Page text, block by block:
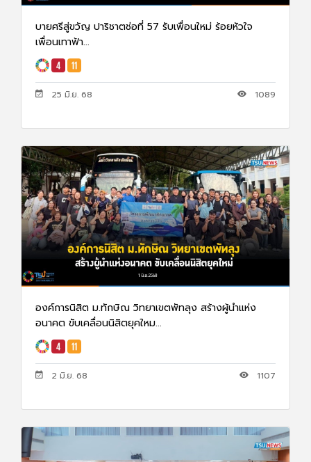
บายศรีสู่ขวัญ ปาริชาตช่อที่ 57 รับเพื่อนใหม่ ร้อยหัวใจ
เพื่อนเทาฟ้า...
25 มิ.ย. 68 1089
องค์การนิสิต ม.ทักษิณ วิทยาเขตพัทลุง สร้างผู้นำแห่ง
อนาคต ขับเคลื่อนนิสิตยุคใหม...
2 มิ.ย. 68 1107